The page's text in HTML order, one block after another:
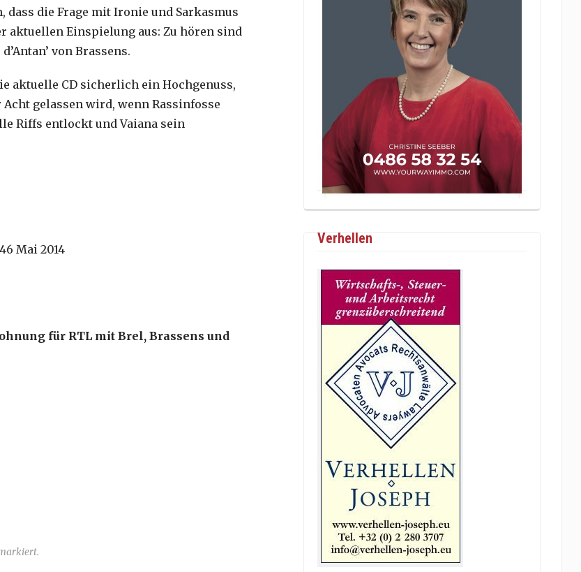
die Frage mit Ironie und Sarkasmus
aktuellen Einspielung aus: Zu hören sind
von Brassens.
aktuelle CD sicherlich ein Hochgenuss,
gelassen wird, wenn Rassinfosse
Riffs entlockt und Vaiana sein
Mai 2014
für RTL mit Brel, Brassens und
Verhellen